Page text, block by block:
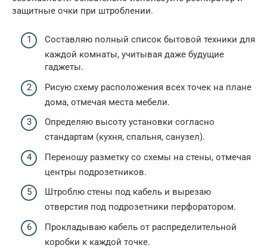
защитные очки при штроблении.
Составляю полный список бытовой техники для
каждой комнаты, учитывая даже будущие
гаджеты.
Рисую схему расположения всех точек на плане
дома, отмечая места мебели.
Определяю высоту установки согласно
стандартам (кухня, спальня, санузел).
Переношу разметку со схемы на стены, отмечая
центры подрозетников.
Штроблю стены под кабель и вырезаю
отверстия под подрозетники перфоратором.
Прокладываю кабель от распределительной
коробки к каждой точке.